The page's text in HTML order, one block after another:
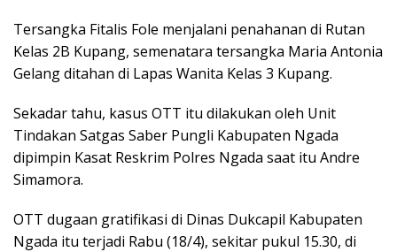
Tersangka Fitalis Fole menjalani penahanan di Rutan
Kelas 2B Kupang, semenatara tersangka Maria Antonia
Gelang ditahan di Lapas Wanita Kelas 3 Kupang.
Sekadar tahu, kasus OTT itu dilakukan oleh Unit
Tindakan Satgas Saber Pungli Kabupaten Ngada
dipimpin Kasat Reskrim Polres Ngada saat itu Andre
Simamora.
OTT dugaan gratifikasi di Dinas Dukcapil Kabupaten
Ngada itu terjadi Rabu (18/4), sekitar pukul 15.30, di